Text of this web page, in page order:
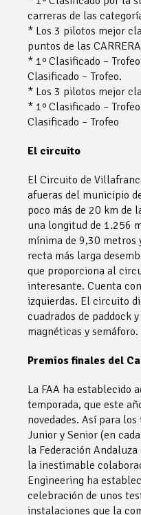
carreras de las
* Los 3 pilotos mejor
puntos de las
* 1º Clasificado –
Clasificado – Trofeo.
* Los 3 pilotos mejor
* 1º Clasificado –
Clasificado – Trofeo
El circuito
El Circuito de
afueras del municipio
poco más de 20 km de
una longitud de 1.256
mínima de 9,30 metros
recta más larga
que proporciona al
interesante. Cuenta
izquierdas. El circuito
cuadrados de paddock
magnéticas y semáforo.
Premios finales del
La FAA ha establecido
temporada, que este
novedades. Así para
Junior y Senior (en
la Federación
la inestimable
Engineering ha
celebración de unos
instalaciones que la